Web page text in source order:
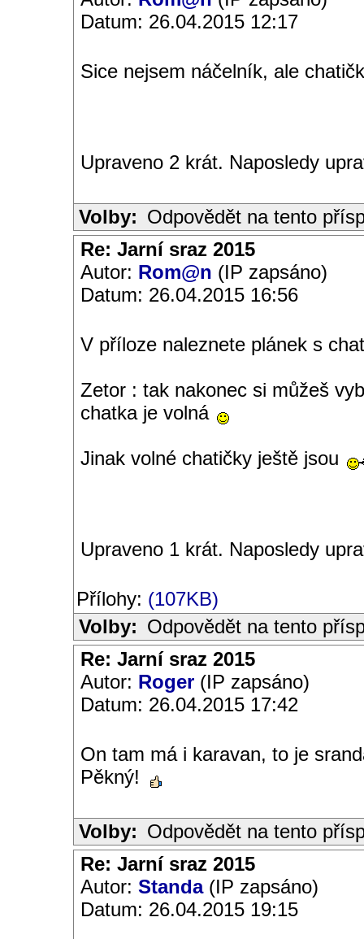
Datum: 26.04.2015 12:17
Sice nejsem náčelník, ale
Upraveno 2 krát. Naposledy
Volby: Odpovědět na tento
Re: Jarní sraz 2015
Autor: Rom@n (IP zapsáno)
Datum: 26.04.2015 16:56
V příloze naleznete plánek s
Zetor : tak nakonec si můžeš
chatka je volná
Jinak volné chatičky ještě jsou
Upraveno 1 krát. Naposledy
Přílohy: (107KB)
Volby: Odpovědět na tento
Re: Jarní sraz 2015
Autor: Roger (IP zapsáno)
Datum: 26.04.2015 17:42
On tam má i karavan, to je
Pěkný!
Volby: Odpovědět na tento
Re: Jarní sraz 2015
Autor: Standa(IP zapsáno)
Datum: 26.04.2015 19:15